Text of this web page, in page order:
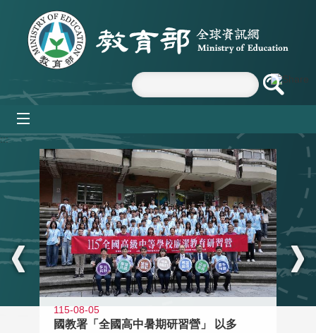
跳到主要內容區塊
:::
115-08-05
國教署「全國高中暑期研習營」 以多